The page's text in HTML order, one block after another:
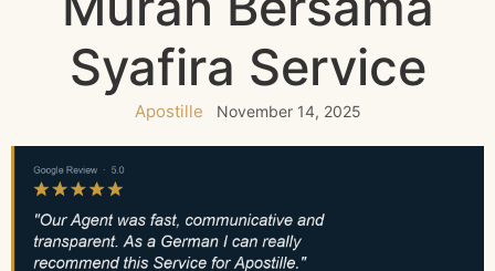
Syafira Service
Apostille November 14, 2025